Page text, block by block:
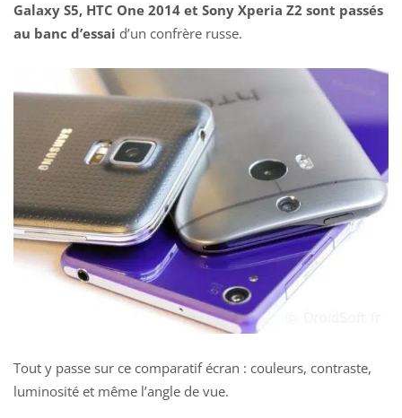
Galaxy S5, HTC One 2014 et Sony Xperia Z2 sont passés
au banc d’essai d’un confrère russe.
Tout y passe sur ce comparatif écran : couleurs, contraste,
luminosité et même l’angle de vue.